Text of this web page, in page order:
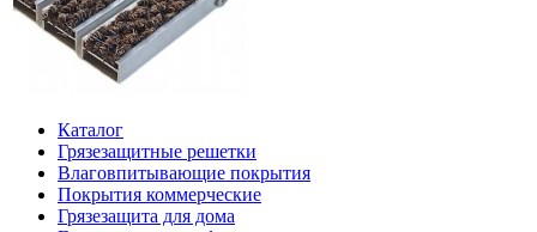
Каталог
Грязезащитные решетки
Влаговпитывающие покрытия
Покрытия коммерческие
Грязезащита для дома